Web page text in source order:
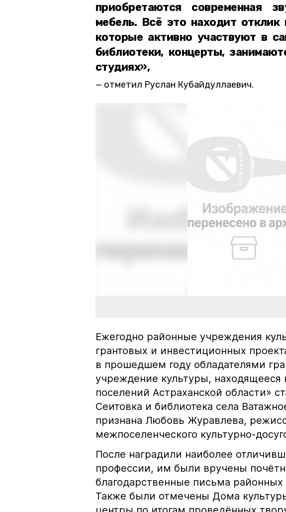
приобретаются современная
мебель. Всё это находит
которые активно участвуют в
библиотеки, концерты,
студиях»,
отметил Руслан Кубайдуллаевич.
Ежегодно районные учреждения
грантовых и инвестиционных
в прошедшем году обладателями
учреждение культуры, находящееся
поселений Астраханской области»
Сеитовка и библиотека села
признана Любовь Журавлева,
межпоселенческого культурно-
После наградили наиболее
профессии, им были вручены
благодарственные письма
Также были отмечены Дома